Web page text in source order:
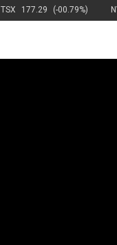
TSX 177.29 (-00.79%)